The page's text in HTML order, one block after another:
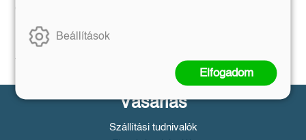
Időpont: június
16., 18:00-19:00
Vásárlás
Szállítási tudnivalók
Beállítások
Elfogadom